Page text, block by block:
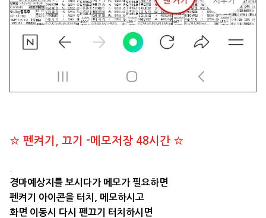
☆ 펜켜기, 끄기 -메모저장 48시간 ☆
경마예상지를 보시다가 메모가 필요하면
펜켜기 아이콘을 터치, 메모하시고
화면 이동시 다시 펜끄기 터치하시면